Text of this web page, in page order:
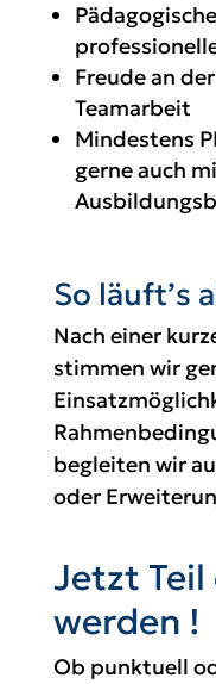
Freude an
Teamarbeit
Mindestens
gerne auch
So läuft’s
Nach einer
stimmen wir
begleiten wir
oder
Jetzt Teil
werden !
Ob punktuell